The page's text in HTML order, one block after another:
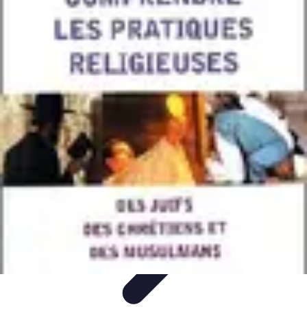
Ecommerçants France
Fidélisation et expérience clientService ClientStratégies
Plateformes e-commerceStratégies e-commerce
Ecommerçants France